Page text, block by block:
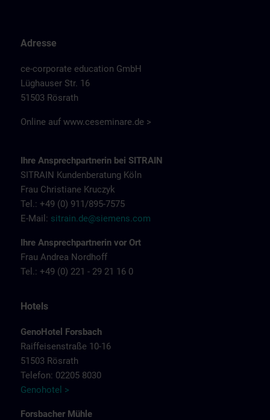
Adresse
ce-corporate education GmbH
Lüghauser Str. 16
51503 Rösrath
Online auf www.ceseminare.de >
Ihre Ansprechpartnerin bei SITRAIN
SITRAIN Kundenberatung Köln
Frau Christiane Kruczyk
Tel.: +49 (0) 911/895-7575
E-Mail: sitrain.de@siemens.com
Ihre Ansprechpartnerin vor Ort
Frau Andrea Nordhoff
Tel.: +49 (0) 221 - 29 21 16 0
Hotels
GenoHotel Forsbach
Raiffeisenstraße 10-16
51503 Rösrath
Telefon: 02205 8030
Genohotel >
Forsbacher Mühle